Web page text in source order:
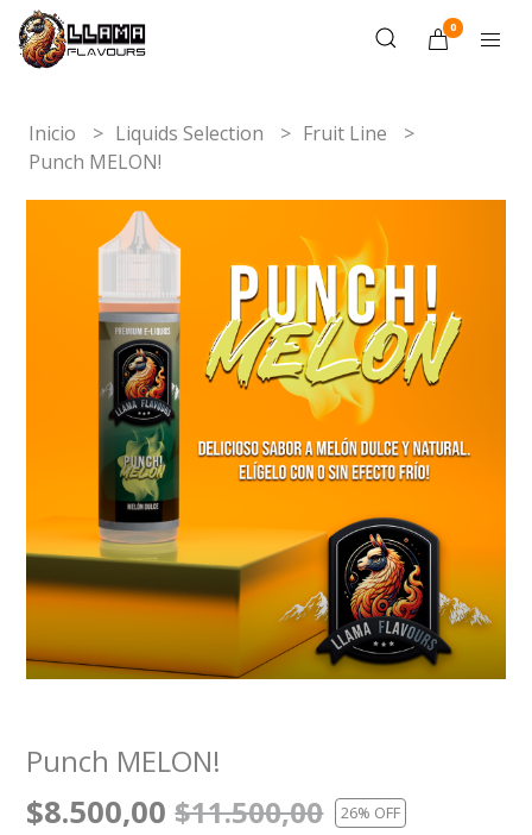
0
Inicio Liquids Selection
Fruit Line
Punch MELON!
Punch MELON!
$8.500,00$11.500,00 26% OFF